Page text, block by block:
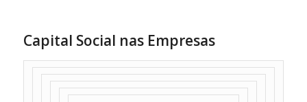
Capital Social nas Empresas